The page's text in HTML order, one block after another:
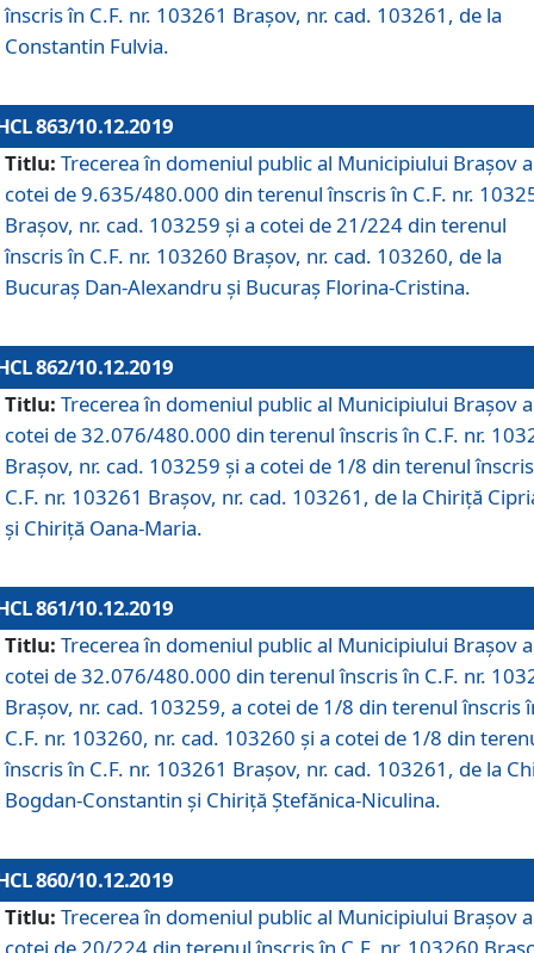
înscris în C.F. nr. 103261 Brașov, nr. cad. 103261, de la
Constantin Fulvia.
863/10.12.2019
Titlu: Trecerea în domeniul public al Municipiului Braşov a
cotei de 9.635/480.000 din terenul înscris în C.F. nr.
Brașov, nr. cad. 103259 și a cotei de 21/224 din terenul
înscris în C.F. nr. 103260 Brașov, nr. cad. 103260, de la
Bucuraș Dan-Alexandru și Bucuraș Florina-Cristina.
862/10.12.2019
Titlu: Trecerea în domeniul public al Municipiului Braşov a
cotei de 32.076/480.000 din terenul înscris în C.F. nr.
Brașov, nr. cad. 103259 și a cotei de 1/8 din terenul
C.F. nr. 103261 Brașov, nr. cad. 103261, de la Chiriță
și Chiriță Oana-Maria.
861/10.12.2019
Titlu: Trecerea în domeniul public al Municipiului Braşov a
cotei de 32.076/480.000 din terenul înscris în C.F. nr.
Brașov, nr. cad. 103259, a cotei de 1/8 din terenul înscris
C.F. nr. 103260, nr. cad. 103260 și a cotei de 1/8 din
înscris în C.F. nr. 103261 Brașov, nr. cad. 103261, de la
Bogdan-Constantin și Chiriță Ștefănica-Niculina.
860/10.12.2019
Titlu: Trecerea în domeniul public al Municipiului Braşov a